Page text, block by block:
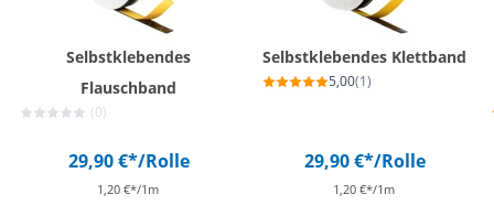
Selbstklebendes
Flauschband
(0)
29,90 €*/Rolle
1,20 €*/1m
Selbstklebendes Klettband
5,00(1)
29,90 €*/Rolle
1,20 €*/1m